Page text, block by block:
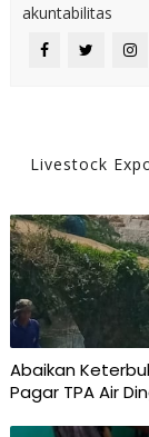
akuntabilitas
Livestock
Abaikan
Pagar TPA Air